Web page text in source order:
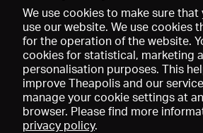
We use cookies to make sure
use our website. We use cookies
for the operation of the website.
cookies for statistical, marketing
personalisation purposes. This
improve Theapolis and our
manage your cookie settings at
browser. Please find more
privacy policy.